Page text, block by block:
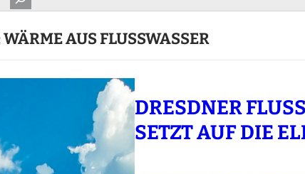
WÄRME AUS FLUSSWASSER
DRESDNER
SETZT AUF DIE